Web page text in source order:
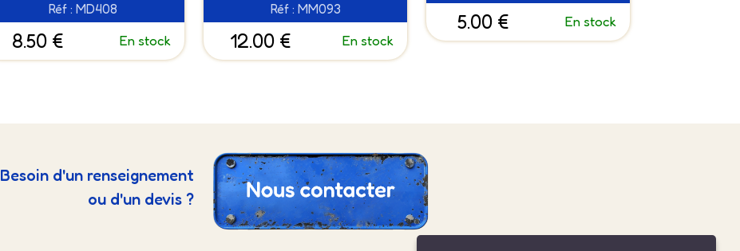
Réf : MD408
8.50 € En stock
Réf : MM093
12.00 € En stock
5.00 € En stock
Besoin d'un renseignement
ou d'un devis ?